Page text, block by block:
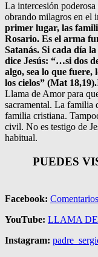
La intercesión
obrando milagros en el
primer lugar, las
Rosario. Es el arma
Satanás. Si cada día
dice Jesús: “…si dos
algo, sea lo que fuere,
los cielos” (Mat 18,19).
Llama de Amor para
sacramental. La familia
familia cristiana.
civil. No es testigo de
habitual.
PUEDES
Facebook:
YouTube: LLAMA DE
Instagram: